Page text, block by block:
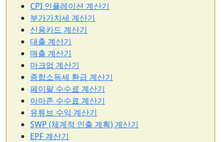
CPI 인플레이션 계산기
부가가치세 계산기
신용카드 계산기
대출 계산기
매출 계산기
마크업 계산기
종합소득세 환급 계산기
페이팔 수수료 계산기
아마존 수수료 계산기
유튜브 수익 계산기
SWP (체계적 인출 계획) 계산기
EPF 계산기